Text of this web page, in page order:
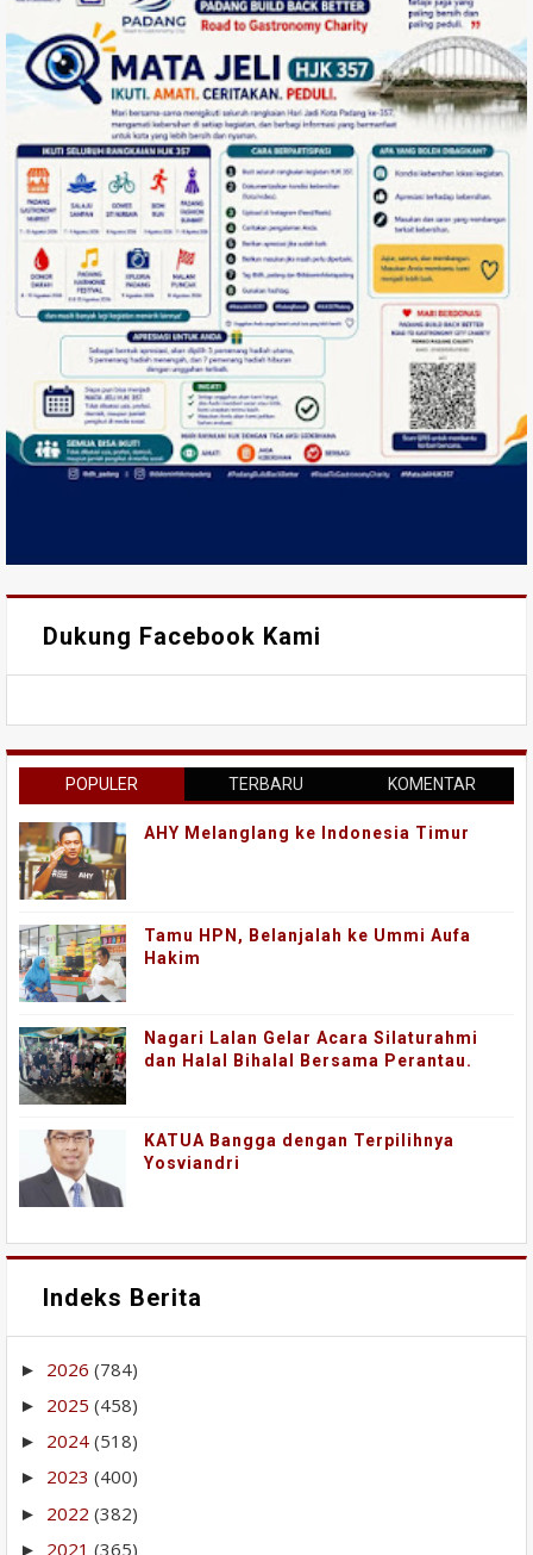
Dukung Facebook Kami
POPULER TERBARU KOMENTAR
AHY Melanglang ke Indonesia Timur
Tamu HPN, Belanjalah ke Ummi Aufa
Hakim
Nagari Lalan Gelar Acara Silaturahmi
dan Halal Bihalal Bersama Perantau.
KATUA Bangga dengan Terpilihnya
Yosviandri
Indeks Berita
► 2026 (784)
► 2025 (458)
► 2024 (518)
► 2023 (400)
► 2022 (382)
► 2021 (365)